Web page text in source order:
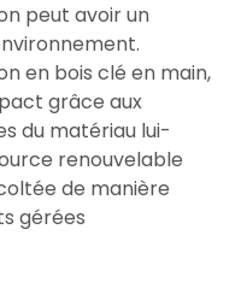
peut avoir un
en bois clé en main,
grâce aux
du matériau lui-
renouvelable
de manière
gérées